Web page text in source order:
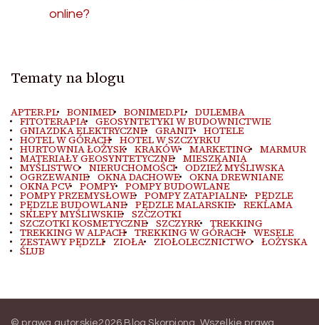
online?
Tematy na blogu
APTER.PL BONIMED BONIMED.PL DULEMBA
FITOTERAPIA GEOSYNTETYKI W BUDOWNICTWIE
GNIAZDKA ELEKTRYCZNE GRANIT HOTELE
HOTEL W GÓRACH HOTEL W SZCZYRKU
HURTOWNIA ŁOŻYSK KRAKÓW MARKETING MARMUR
MATERIAŁY GEOSYNTETYCZNE MIESZKANIA
MYŚLISTWO NIERUCHOMOŚCI ODZIEŻ MYŚLIWSKA
OGRZEWANIE OKNA DACHOWE OKNA DREWNIANE
OKNA PCV POMPY POMPY BUDOWLANE
POMPY PRZEMYSŁOWE POMPY ZATAPIALNE PĘDZLE
PĘDZLE BUDOWLANE PĘDZLE MALARSKIE REKLAMA
SKLEPY MYŚLIWSKIE SZCZOTKI
SZCZOTKI KOSMETYCZNE SZCZYRK TREKKING
TREKKING W ALPACH TREKKING W GÓRACH WESELE
ZESTAWY PĘDZLI ZIOŁA ZIOŁOLECZNICTWO ŁOŻYSKA
ŚLUB
© prawa autorskie2026 Blog Skorpiona . Wszelkie prawa